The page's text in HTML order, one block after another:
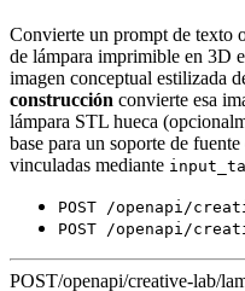
Convierte un prompt de texto
de lámpara imprimible en 3D
imagen conceptual estilizada
construcción convierte esa
lámpara STL hueca
base para un soporte de
vinculadas mediante
POST /openapi/
POST /openapi/
POST/openapi/creative-lab/